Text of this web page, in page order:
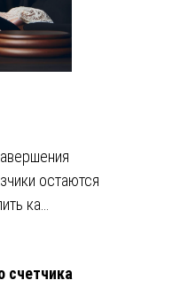
остаются
ка…
счетчика